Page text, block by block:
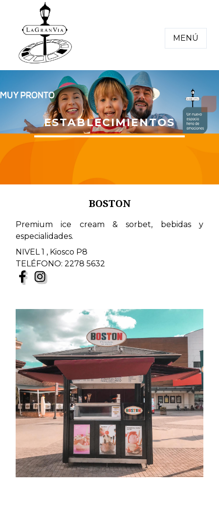
MENÚ
ESTABLECIMIENTOS
BOSTON
Premium ice cream & sorbet, bebidas y
especialidades.
NIVEL 1 , Kiosco P8
TELÉFONO: 2278 5632